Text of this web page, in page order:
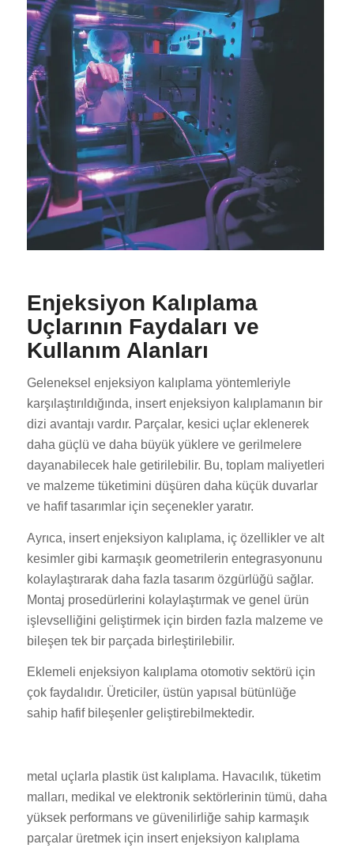
Enjeksiyon Kalıplama
Uçlarının Faydaları ve
Kullanım Alanları
Geleneksel enjeksiyon kalıplama yöntemleriyle
karşılaştırıldığında, insert enjeksiyon kalıplamanın bir
dizi avantajı vardır. Parçalar, kesici uçlar eklenerek
daha güçlü ve daha büyük yüklere ve gerilmelere
dayanabilecek hale getirilebilir. Bu, toplam maliyetleri
ve malzeme tüketimini düşüren daha küçük duvarlar
ve hafif tasarımlar için seçenekler yaratır.
Ayrıca, insert enjeksiyon kalıplama, iç özellikler ve alt
kesimler gibi karmaşık geometrilerin entegrasyonunu
kolaylaştırarak daha fazla tasarım özgürlüğü sağlar.
Montaj prosedürlerini kolaylaştırmak ve genel ürün
işlevselliğini geliştirmek için birden fazla malzeme ve
bileşen tek bir parçada birleştirilebilir.
Eklemeli enjeksiyon kalıplama otomotiv sektörü için
çok faydalıdır. Üreticiler, üstün yapısal bütünlüğe
sahip hafif bileşenler geliştirebilmektedir.
metal uçlarla plastik üst kalıplama. Havacılık, tüketim
malları, medikal ve elektronik sektörlerinin tümü, daha
yüksek performans ve güvenilirliğe sahip karmaşık
parçalar üretmek için insert enjeksiyon kalıplama